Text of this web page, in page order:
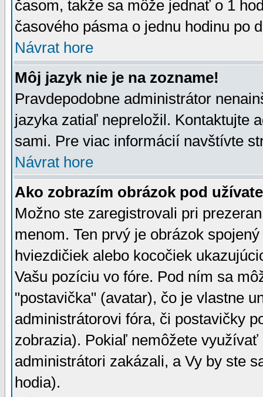
časom, takže sa môže jednať o 1
časového pásma o jednu hodinu po
Návrat hore
Môj jazyk nie je na zozname!
Pravdepodobne administrátor
jazyka zatiaľ nepreložil. Kontaktujte
sami. Pre viac informácií navštívte
Návrat hore
Ako zobrazím obrázok pod
Možno ste zaregistrovali pri
menom. Ten prvý je obrázok
hviezdičiek alebo kocočiek
Vašu pozíciu vo fóre. Pod ním sa
"postavička" (avatar), čo je vlastne
administrátorovi fóra, či postavičky
zobrazia). Pokiaľ nemôžete
administrátori zakázali, a Vy by ste
hodia).